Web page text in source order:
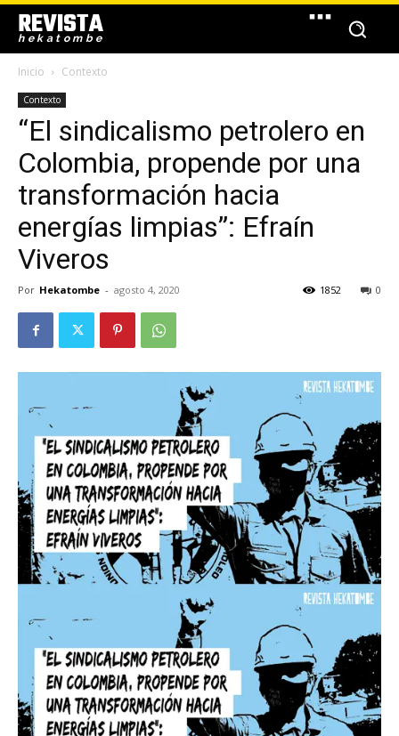
REVISTA
hekatombe
Inicio Contexto
Contexto
“El sindicalismo petrolero en
Colombia, propende por una
transformación hacia
energías limpias”: Efraín
Viveros
Por Hekatombe - agosto 4, 2020 0
1852